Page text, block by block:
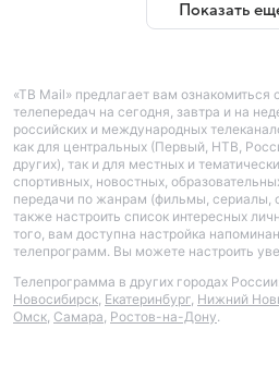
Показать
«ТВ Mail» предлагает вам ознакомиться
телепередач на сегодня, завтра и на
российских и международных
как для центральных (Первый, НТВ,
других), так и для местных и
спортивных, новостных,
передачи по жанрам (фильмы, сериалы,
также настроить список интересных
того, вам доступна настройка
телепрограмм. Вы можете настроить
Телепрограмма в других городах
Новосибирск, Екатеринбург, Нижний
Омск, Самара, Ростов-на-Дону.